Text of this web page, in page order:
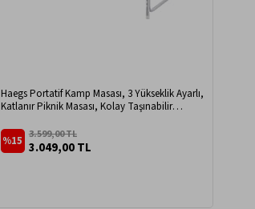
Haegs Portatif Kamp Masası, 3 Yükseklik Ayarlı,
Katlanır Piknik Masası, Kolay Taşınabilir
3.049,00 TL
3.599,00 TL
%15